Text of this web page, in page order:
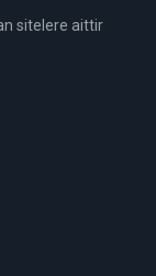
sitelere aittir